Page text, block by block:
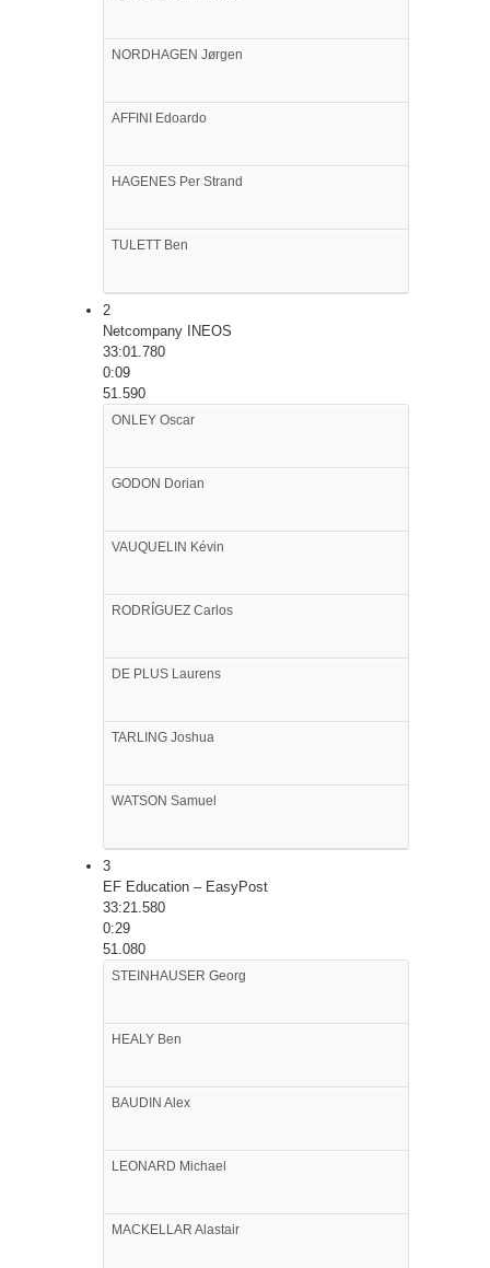
NORDHAGEN Jørgen
AFFINI Edoardo
HAGENES Per Strand
TULETT Ben
2
Netcompany INEOS
33:01.780
0:09
51.590
ONLEY Oscar
GODON Dorian
VAUQUELIN Kévin
RODRÍGUEZ Carlos
DE PLUS Laurens
TARLING Joshua
WATSON Samuel
3
EF Education – EasyPost
33:21.580
0:29
51.080
STEINHAUSER Georg
HEALY Ben
BAUDIN Alex
LEONARD Michael
MACKELLAR Alastair